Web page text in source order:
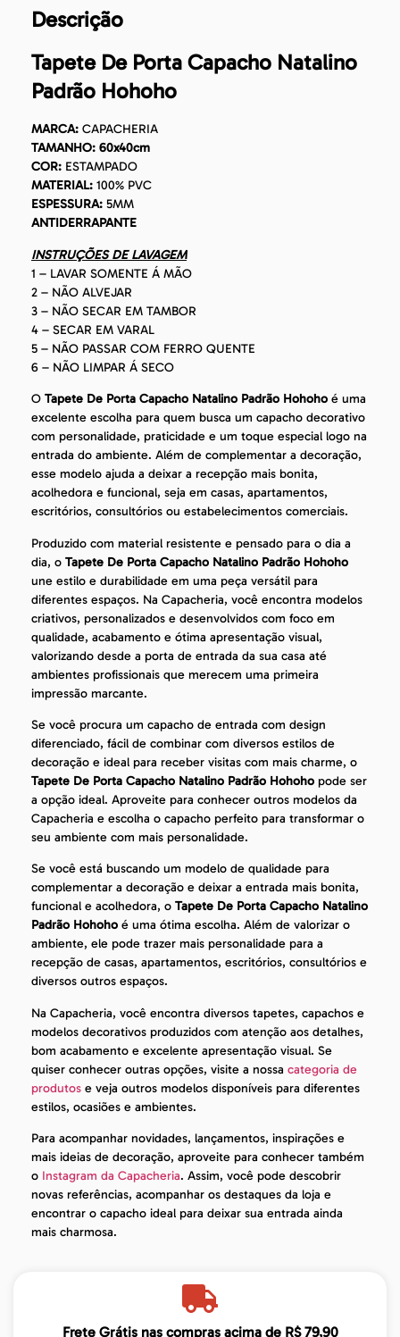
Descrição
Tapete De Porta Capacho Natalino
Padrão Hohoho
MARCA: CAPACHERIA
TAMANHO: 60x40cm
COR: ESTAMPADO
MATERIAL: 100% PVC
ESPESSURA: 5MM
ANTIDERRAPANTE
INSTRUÇÕES DE LAVAGEM
1 – LAVAR SOMENTE Á MÃO
2 – NÃO ALVEJAR
3 – NÃO SECAR EM TAMBOR
4 – SECAR EM VARAL
5 – NÃO PASSAR COM FERRO QUENTE
6 – NÃO LIMPAR Á SECO
O Tapete De Porta Capacho Natalino Padrão Hohoho é uma
excelente escolha para quem busca um capacho decorativo
com personalidade, praticidade e um toque especial logo na
entrada do ambiente. Além de complementar a decoração,
esse modelo ajuda a deixar a recepção mais bonita,
acolhedora e funcional, seja em casas, apartamentos,
escritórios, consultórios ou estabelecimentos comerciais.
Produzido com material resistente e pensado para o dia a
dia, o Tapete De Porta Capacho Natalino Padrão Hohoho
une estilo e durabilidade em uma peça versátil para
diferentes espaços. Na Capacheria, você encontra modelos
criativos, personalizados e desenvolvidos com foco em
qualidade, acabamento e ótima apresentação visual,
valorizando desde a porta de entrada da sua casa até
ambientes profissionais que merecem uma primeira
impressão marcante.
Se você procura um capacho de entrada com design
diferenciado, fácil de combinar com diversos estilos de
decoração e ideal para receber visitas com mais charme, o
Tapete De Porta Capacho Natalino Padrão Hohoho pode ser
a opção ideal. Aproveite para conhecer outros modelos da
Capacheria e escolha o capacho perfeito para transformar o
seu ambiente com mais personalidade.
Se você está buscando um modelo de qualidade para
complementar a decoração e deixar a entrada mais bonita,
funcional e acolhedora, o Tapete De Porta Capacho Natalino
Padrão Hohoho é uma ótima escolha. Além de valorizar o
ambiente, ele pode trazer mais personalidade para a
recepção de casas, apartamentos, escritórios, consultórios e
diversos outros espaços.
Na Capacheria, você encontra diversos tapetes, capachos e
modelos decorativos produzidos com atenção aos detalhes,
bom acabamento e excelente apresentação visual. Se
quiser conhecer outras opções, visite a nossa categoria de
produtos e veja outros modelos disponíveis para diferentes
estilos, ocasiões e ambientes.
Para acompanhar novidades, lançamentos, inspirações e
mais ideias de decoração, aproveite para conhecer também
o Instagram da Capacheria. Assim, você pode descobrir
novas referências, acompanhar os destaques da loja e
encontrar o capacho ideal para deixar sua entrada ainda
mais charmosa.
Frete Grátis nas compras acima de R$ 79,90